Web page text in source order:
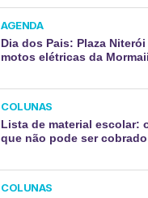
AGENDA
Dia dos Pais: Plaza
motos elétricas da Mormaii
COLUNAS
Lista de material escolar:
que não pode ser cobrado
COLUNAS